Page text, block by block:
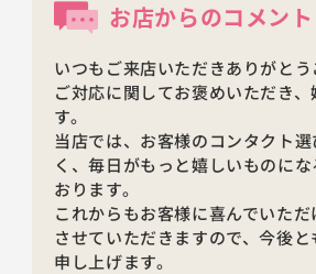
お店からのコメント
いつもご来店いただきありがとう
ご対応に関してお褒めいただき、
す。
当店では、お客様のコンタクト
く、毎日がもっと嬉しいものに
おります。
これからもお客様に喜んでいた
させていただきますので、今後
申し上げます。